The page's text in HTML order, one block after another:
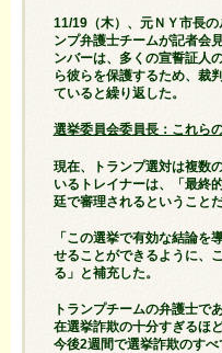
11/19（木）、元ＮＹ市長
ンプ弁護士チームが記者会
ンバーは、多くの宣誓証人
ら彼らを保護するため、裁
ていると繰り返した。
選挙委員会委員長：これら
現在、トランプ選対は複数
いるトレイナーは、「最終
廷で審理されるということ
「この選挙で有効な結論を
せることができるように、
る」と補充した。
トランプチームの弁護士で
在選挙詐欺の十分すぎるほ
今後2週間で選挙詐欺のす